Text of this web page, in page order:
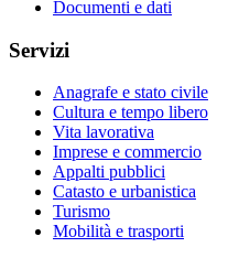
Documenti e dati
Servizi
Anagrafe e stato civile
Cultura e tempo libero
Vita lavorativa
Imprese e commercio
Appalti pubblici
Catasto e urbanistica
Turismo
Mobilità e trasporti